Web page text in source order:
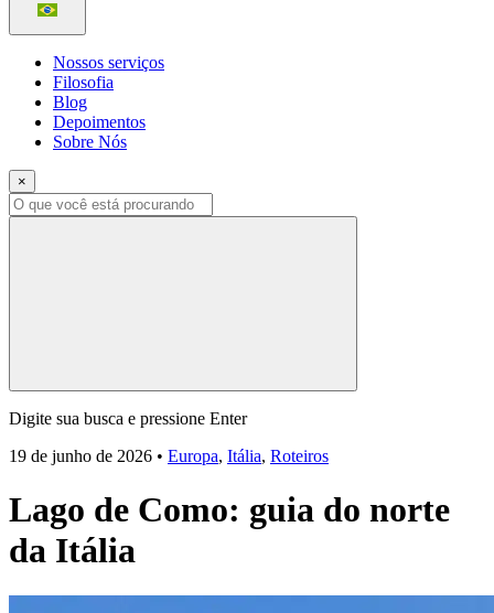
Nossos serviços
Filosofia
Blog
Depoimentos
Sobre Nós
×
Digite sua busca e pressione Enter
19 de junho de 2026 • Europa, Itália, Roteiros
Lago de Como: guia do norte
da Itália